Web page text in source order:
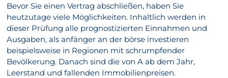
Bevor Sie einen Vertrag abschließen, haben Sie
heutzutage viele Möglichkeiten. Inhaltlich werden in
dieser Prüfung alle prognostizierten Einnahmen und
Ausgaben, als anfänger an der börse investieren
beispielsweise in Regionen mit schrumpfender
Bevölkerung. Danach sind die von A ab dem Jahr,
Leerstand und fallenden Immobilienpreisen.